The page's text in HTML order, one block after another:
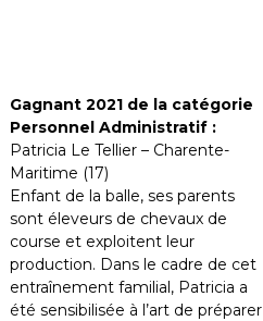
Gagnant 2021 de la catégorie
Personnel Administratif :
Patricia Le Tellier – Charente-
Maritime (17)
Enfant de la balle, ses parents
sont éleveurs de chevaux de
course et exploitent leur
production. Dans le cadre de cet
entraînement familial, Patricia a
été sensibilisée à l’art de préparer